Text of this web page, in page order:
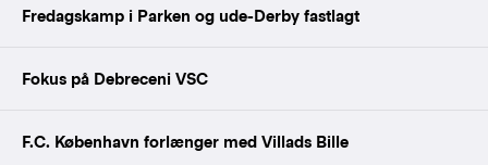
Fredagskamp i Parken og ude-Derby fastlagt
Fokus på Debreceni VSC
F.C. København forlænger med Villads Bille